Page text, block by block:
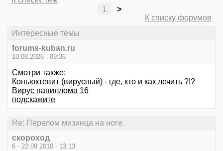
1
>
К списку форумов
Интересные темы
forums-kuban.ru
10.08.2026 - 09:36
Смотри также:
Коньюктевит (вирусный) - где, кто и как лечить ?!?
Вирус папиллома 16
подскажите
Re: Перелом мизинца на ноге.
скороход
6 - 22.09.2010 - 13:13